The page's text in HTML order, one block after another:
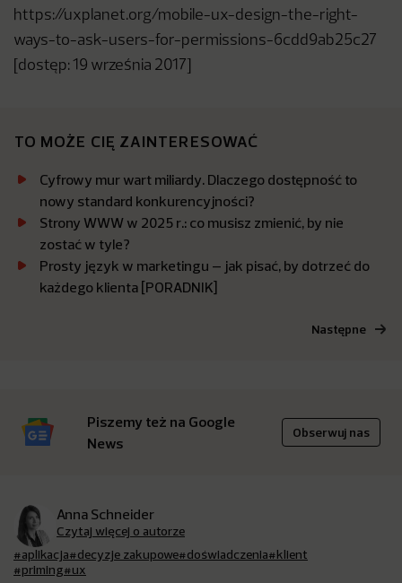
https://uxplanet.org/mobile-ux-design-the-right-
ways-to-ask-users-for-permissions-6cdd9ab25c27
[dostęp: 19 września 2017]
TO MOŻE CIĘ ZAINTERESOWAĆ
Cyfrowy mur wart miliardy. Dlaczego dostępność to
nowy standard konkurencyjności?
Strony WWW w 2025 r.: co musisz zmienić, by nie
zostać w tyle?
Prosty język w marketingu – jak pisać, by dotrzeć do
każdego klienta [PORADNIK]
Następne
Piszemy też na Google
News
Obserwuj nas
Anna Schneider
Czytaj więcej o autorze
#aplikacja#decyzje zakupowe#doświadczenia#klient
#priming#ux